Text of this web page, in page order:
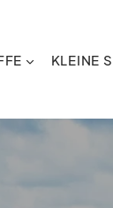
KLEINE